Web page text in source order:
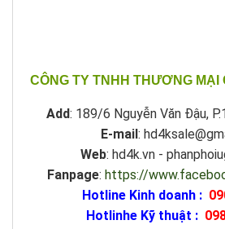
CÔNG TY TNHH THƯƠNG MẠI
Add: 189/6 Nguyễn Văn Đậu,
E-mail:
Web: hd4k.vn -
Fanpage: https://
Hotline Kinh doanh :
Hotlinhe Kỹ thuật :